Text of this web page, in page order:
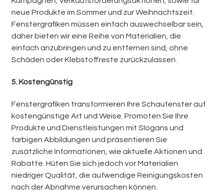
neue Produkte im Sommer und zur Weihnachtszeit.
Fenstergrafiken müssen einfach auswechselbar sein,
daher bieten wir eine Reihe von Materialien, die
einfach anzubringen und zu entfernen sind, ohne
Schäden oder Klebstoffreste zurückzulassen.
5. Kostengünstig
Fenstergrafiken transformieren Ihre Schaufenster auf
kostengünstige Art und Weise. Promoten Sie Ihre
Produkte und Dienstleistungen mit Slogans und
farbigen Abbildungen und präsentieren Sie
zusätzliche Informationen, wie aktuelle Aktionen und
Rabatte. Hüten Sie sich jedoch vor Materialien
niedriger Qualität, die aufwendige Reinigungskosten
nach der Abnahme verursachen können.